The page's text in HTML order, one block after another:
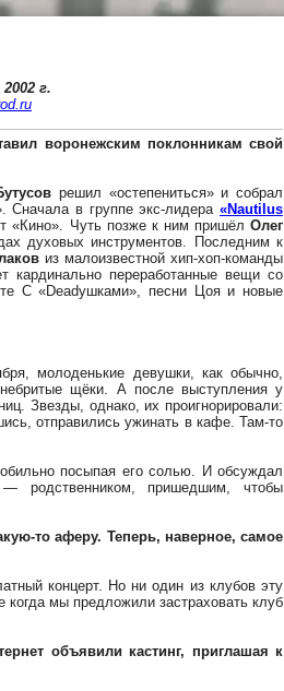
г.
воронежским поклонникам свой
решил «остепениться» и собрал
Сначала в группе экс-лидера «Nautilus
«Кино». Чуть позже к ним пришёлОлег
духовых инструментов. Последним к
из малоизвестной хип-хоп-команды
кардинально переработанные вещи со
С «Deadушками», песни Цоя и новые
молоденькие девушки, как обычно,
щёки. А после выступления у
Звезды, однако, их проигнорировали:
отправились ужинать в кафе. Там-то
посыпая его солью. И обсуждал
родственником, пришедшим, чтобы
то аферу. Теперь, наверное, самое
концерт. Но ни один из клубов эту
мы предложили застраховать клуб
объявили кастинг, приглашая к